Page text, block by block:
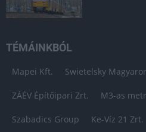
TÉMÁINKBÓL
Mapei Kft. Swietelsky
ZÁÉV Építőipari Zrt. M3-as
Szabadics Group Ke-Víz 21 Zrt.